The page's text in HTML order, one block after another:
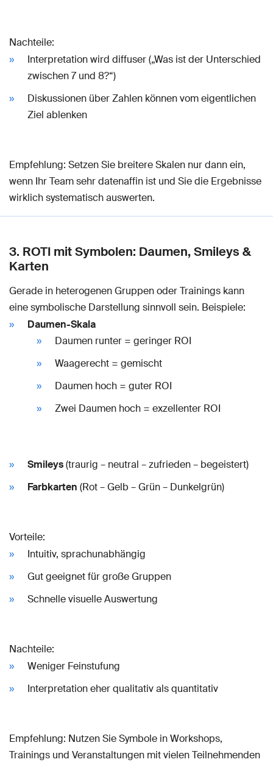
Nachteile:
Interpretation wird diffuser („Was ist der Unterschied
zwischen 7 und 8?“)
Diskussionen über Zahlen können vom eigentlichen
Ziel ablenken
Empfehlung: Setzen Sie breitere Skalen nur dann ein,
wenn Ihr Team sehr datenaffin ist und Sie die Ergebnisse
wirklich systematisch auswerten.
3. ROTI mit Symbolen: Daumen, Smileys &
Karten
Gerade in heterogenen Gruppen oder Trainings kann
eine symbolische Darstellung sinnvoll sein. Beispiele:
Daumen-Skala
Daumen runter = geringer ROI
Waagerecht = gemischt
Daumen hoch = guter ROI
Zwei Daumen hoch = exzellenter ROI
Smileys(traurig – neutral – zufrieden – begeistert)
Farbkarten (Rot – Gelb – Grün – Dunkelgrün)
Vorteile:
Intuitiv, sprachunabhängig
Gut geeignet für große Gruppen
Schnelle visuelle Auswertung
Nachteile:
Weniger Feinstufung
Interpretation eher qualitativ als quantitativ
Empfehlung: Nutzen Sie Symbole in Workshops,
Trainings und Veranstaltungen mit vielen Teilnehmenden